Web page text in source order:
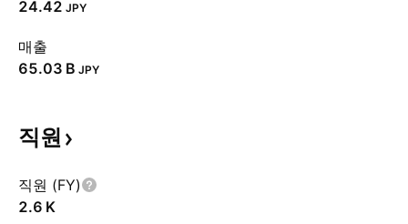
24.42 JPY
매출
‪65.03 B‬ JPY
직원
직원 (FY)
‪2.6 K‬